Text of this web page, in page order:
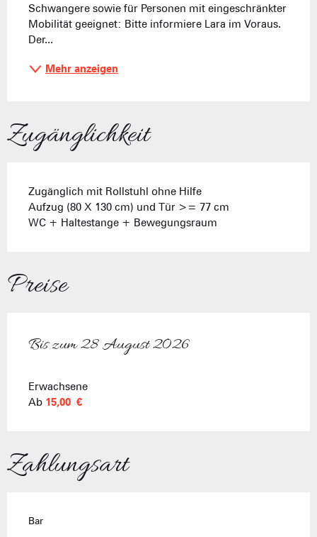
Schwangere sowie für Personen mit eingeschränkter
Mobilität geeignet: Bitte informiere Lara im Voraus.
Der...
Mehr anzeigen
Zugänglichkeit
Zugänglich mit Rollstuhl ohne Hilfe
Aufzug (80 X 130 cm) und Tür >= 77 cm
WC + Haltestange + Bewegungsraum
Preise
ab10 Juli 2026 bis zum28 August 2026
Bis zum28 August 2026
Erwachsene
Ab 15,00 €
Zahlungsart
Bar